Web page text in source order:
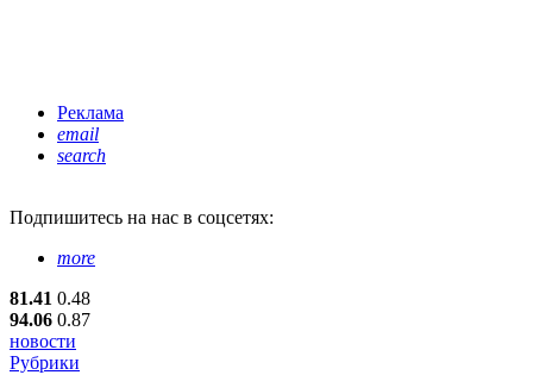
Реклама
email
search
Подпишитесь на нас в соцсетях:
more
81.41 0.48
94.06 0.87
новости
Рубрики